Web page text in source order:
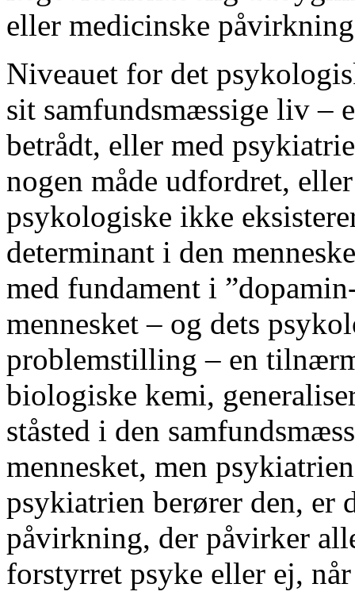
eller medicinske
Niveauet for det
sit samfundsmæssige liv –
betrådt, eller med
nogen måde udfordret,
psykologiske ikke
determinant i den
med fundament i
mennesket – og dets
problemstilling – en
biologiske kemi,
ståsted i den
mennesket, men
psykiatrien berører den, er
påvirkning, der påvirker
forstyrret psyke eller ej,